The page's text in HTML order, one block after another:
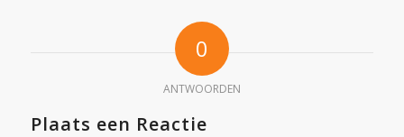
0
ANTWOORDEN
Plaats een Reactie